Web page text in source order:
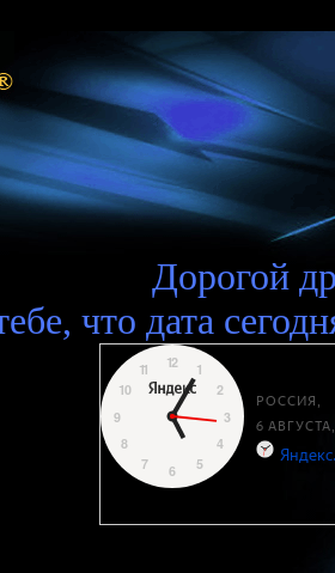
Дорогой
что дата